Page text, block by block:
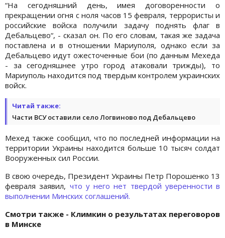
“На сегодняшний день, имея договоренности о
прекращении огня с ноля часов 15 февраля, террористы и
российские войска получили задачу поднять флаг в
Дебальцево“, - сказал он. По его словам, такая же задача
поставлена и в отношении Мариуполя, однако если за
Дебальцево идут ожесточенные бои (по данным Мехеда
- за сегодняшнее утро город атаковали трижды), то
Мариуполь находится под твердым контролем украинских
войск.
Читай также:
Части ВСУ оставили село Логвиново под Дебальцево
Мехед также сообщил, что по последней информации на
территории Украины находится больше 10 тысяч солдат
Вооруженных сил России.
В свою очередь, Президент Украины Петр Порошенко 13
февраля заявил, что у него нет твердой уверенности в
выполнении Минских соглашений.
Смотри также - Климкин о результатах переговоров
в Минске